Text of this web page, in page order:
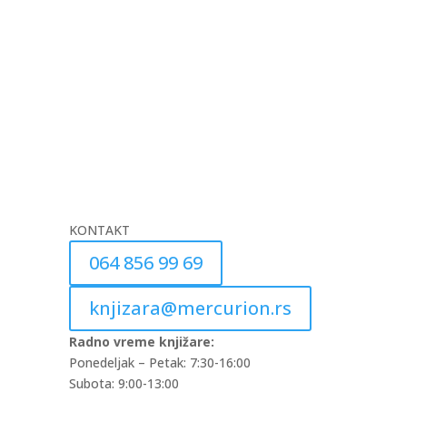
KONTAKT
064 856 99 69
knjizara@mercurion.rs
Radno vreme knjižare:
Ponedeljak – Petak: 7:30-16:00
Subota: 9:00-13:00